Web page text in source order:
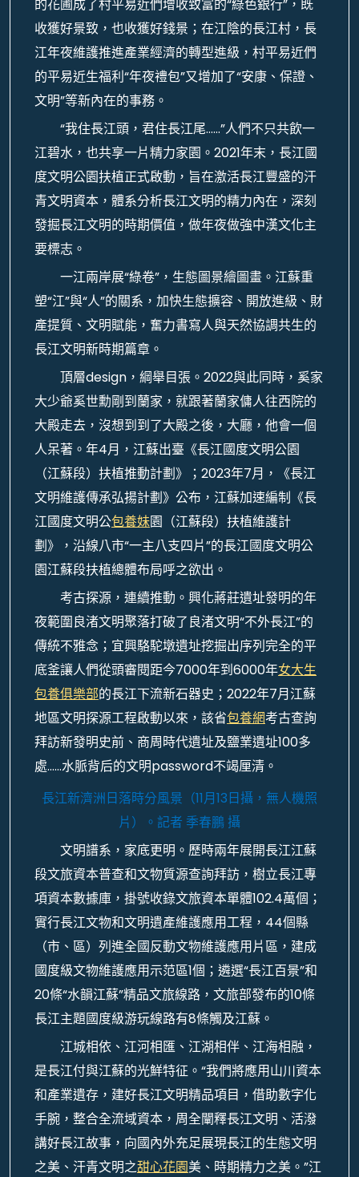
的花圃成了村平易近們增收致富的“綠色銀行”，既
收獲好景致，也收獲好錢景；在江陰的長江村，長
江年夜維護推進產業經濟的轉型進級，村平易近們
的平易近生福利“年夜禮包”又增加了“安康、保證、
文明”等新內在的事務。
“我住長江頭，君住長江尾……”人們不只共飲一
江碧水，也共享一片精力家園。2021年末，長江國
度文明公園扶植正式啟動，旨在激活長江豐盛的汗
青文明資本，體系分析長江文明的精力內在，深刻
發掘長江文明的時期價值，做年夜做強中漢文化主
要標志。
一江兩岸展“綠卷”，生態圖景繪圖畫。江蘇重
塑“江”與“人”的關系，加快生態擴容、開放進級、財
產提質、文明賦能，奮力書寫人與天然協調共生的
長江文明新時期篇章。
頂層design，綱舉目張。2022與此同時，奚家
大少爺奚世勳剛到蘭家，就跟著蘭家傭人往西院的
大殿走去，沒想到到了大殿之後，大廳，他會一個
人呆著。年4月，江蘇出臺《長江國度文明公園
（江蘇段）扶植推動計劃》；2023年7月，《長江
文明維護傳承弘揚計劃》公布，江蘇加速編制《長
江國度文明公包養妹園（江蘇段）扶植維護計
劃》，沿線八市“一主八支四片”的長江國度文明公
園江蘇段扶植總體布局呼之欲出。
考古探源，連續推動。興化蔣莊遺址發明的年
夜範圍良渚文明聚落打破了良渚文明“不外長江”的
傳統不雅念；宜興駱駝墩遺址挖掘出序列完全的平
底釜讓人們從頭審閱距今7000年到6000年女大生
包養俱樂部的長江下流新石器史；2022年7月江蘇
地區文明探源工程啟動以來，該省包養網考古查詢
拜訪新發明史前、商周時代遺址及鹽業遺址100多
處……水脈背后的文明password不竭厘清。
長江新濟洲日落時分風景（11月13日攝，無人機照
片）。 記者 季春鵬 攝
文明譜系，家底更明。歷時兩年展開長江江蘇
段文旅資本普查和文物質源查詢拜訪，樹立長江專
項資本數據庫，掛號收錄文旅資本單體102.4萬個；
實行長江文物和文明遺產維護應用工程，44個縣
（市、區）列進全國反動文物維護應用片區，建成
國度級文物維護應用示范區1個；遴選“長江百景”和
20條“水韻江蘇”精品文旅線路，文旅部發布的10條
長江主題國度級游玩線路有8條觸及江蘇。
江城相依、江河相匯、江湖相伴、江海相融，
是長江付與江蘇的光鮮特征。“我們將應用山川資本
和產業遺存，建好長江文明精品項目，借助數字化
手腕，整合全流域資本，周全闡釋長江文明、活潑
講好長江故事，向國內外充足展現長江的生態文明
之美、汗青文明之甜心花園美、時期精力之美。”江